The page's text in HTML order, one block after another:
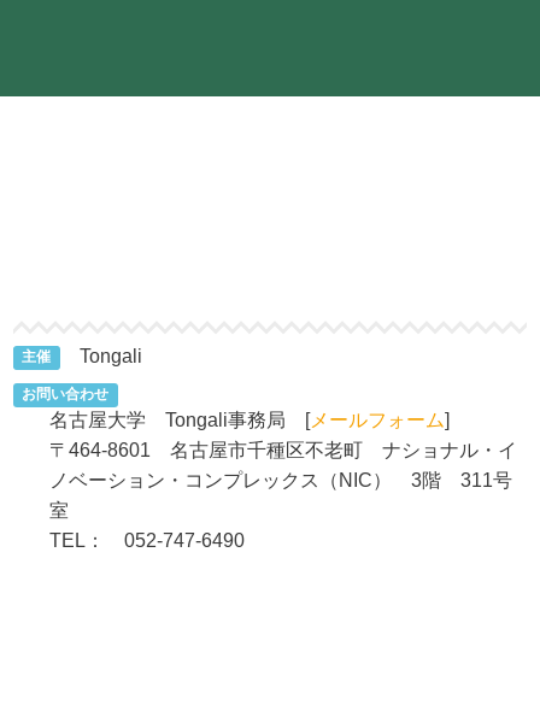
主催 Tongali
お問い合わせ
名古屋大学 Tongali事務局 [メールフォーム]
〒464-8601 名古屋市千種区不老町 ナショナル・イ
ノベーション・コンプレックス（NIC） 3階 311号
室
TEL： 052-747-6490